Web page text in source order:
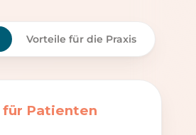
Vorteile für die Praxis
Patienten